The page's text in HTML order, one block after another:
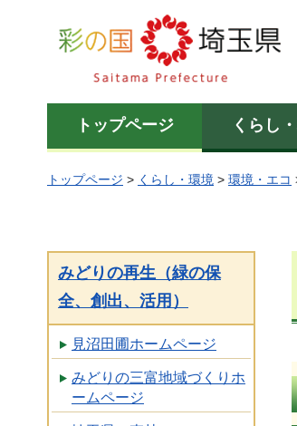
彩の国 埼玉県
トップページ くらし
トップページ > くらし・環境 > 環境・エコ
みどりの再生（緑の保
全、創出、活用）
見沼田圃ホームページ
みどりの三富地域づくりホ
ームページ